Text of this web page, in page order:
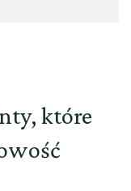
które